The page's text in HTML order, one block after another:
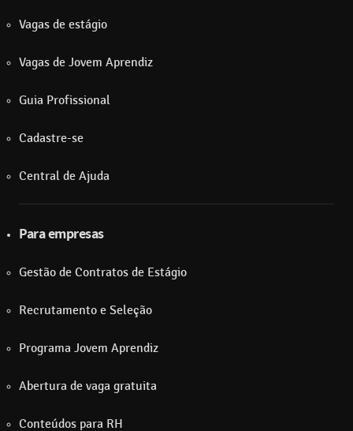
Vagas de estágio
Vagas de Jovem Aprendiz
Guia Profissional
Cadastre-se
Central de Ajuda
Para empresas
Gestão de Contratos de Estágio
Recrutamento e Seleção
Programa Jovem Aprendiz
Abertura de vaga gratuita
Conteúdos para RH